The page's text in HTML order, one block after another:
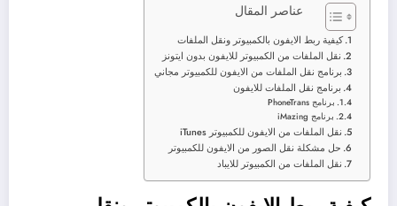
عناصر المقال
كيفية ربط الايفون بالكمبيوتر ونقل الملفات
نقل الملفات من الكمبيوتر للايفون بدون ايتونز
برنامج نقل الملفات من الايفون للكمبيوتر مجاني
برنامج نقل الملفات للايفون
برنامج PhoneTrans
برنامج iMazing
نقل الملفات من الايفون للكمبيوتر iTunes
حل مشكلة نقل الصور من الايفون للكمبيوتر
نقل الملفات من الكمبيوتر للايباد